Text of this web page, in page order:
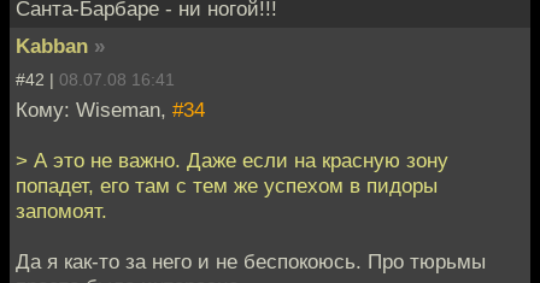
Санта-Барбаре - ни ногой!!!
Kabban »
#42 | 08.07.08 16:41
Кому: Wiseman, #34
> А это не важно. Даже если на красную зону
попадет, его там с тем же успехом в пидоры
запомоят.
Да я как-то за него и не беспокоюсь. Про тюрьмы